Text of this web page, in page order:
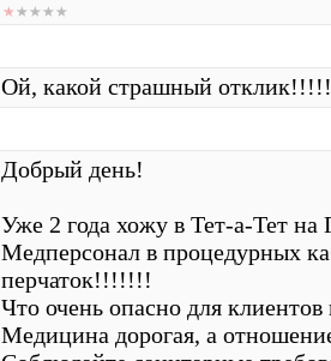
Ой, какой страшный
Добрый день!
Уже 2 года хожу в Тет-а-Тет на
Медперсонал в процедурных
перчаток!!!!!!!
Что очень опасно для клиентов
Медицина дорогая, а